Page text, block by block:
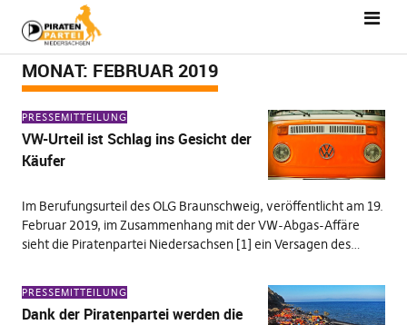
MONAT: FEBRUAR 2019
PRESSEMITTEILUNG
VW-Urteil ist Schlag ins Gesicht der
Käufer
Im Berufungsurteil des OLG Braunschweig, veröffentlicht am 19.
Februar 2019, im Zusammenhang mit der VW-Abgas-Affäre
sieht die Piratenpartei Niedersachsen [1] ein Versagen des…
PRESSEMITTEILUNG
Dank der Piratenpartei werden die